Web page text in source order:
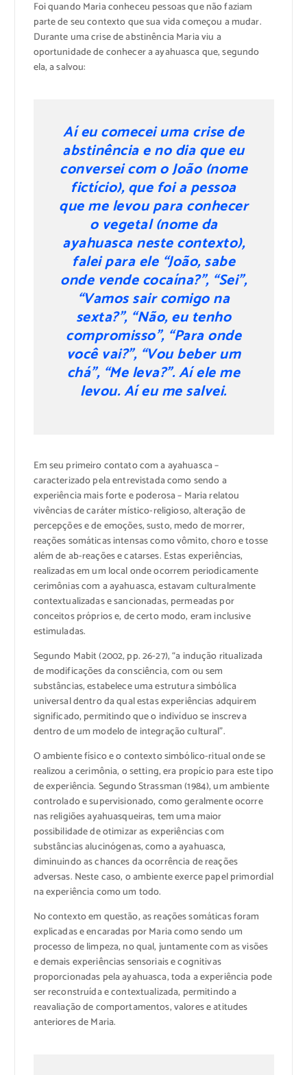
Foi quando Maria conheceu pessoas que não faziam
parte de seu contexto que sua vida começou a mudar.
Durante uma crise de abstinência Maria viu a
oportunidade de conhecer a ayahuasca que, segundo
ela, a salvou:
Aí eu comecei uma crise de
abstinência e no dia que eu
conversei com o João (nome
fictício), que foi a pessoa
que me levou para conhecer
o vegetal (nome da
ayahuasca neste contexto),
falei para ele “João, sabe
onde vende cocaína?”, “Sei”,
“Vamos sair comigo na
sexta?”, “Não, eu tenho
compromisso”, “Para onde
você vai?”, “Vou beber um
chá”, “Me leva?”. Aí ele me
levou. Aí eu me salvei.
Em seu primeiro contato com a ayahuasca –
caracterizado pela entrevistada como sendo a
experiência mais forte e poderosa – Maria relatou
vivências de caráter místico-religioso, alteração de
percepções e de emoções, susto, medo de morrer,
reações somáticas intensas como vômito, choro e tosse
além de ab-reações e catarses. Estas experiências,
realizadas em um local onde ocorrem periodicamente
cerimônias com a ayahuasca, estavam culturalmente
contextualizadas e sancionadas, permeadas por
conceitos próprios e, de certo modo, eram inclusive
estimuladas.
Segundo Mabit (2002, pp. 26-27), “a indução ritualizada
de modificações da consciência, com ou sem
substâncias, estabelece uma estrutura simbólica
universal dentro da qual estas experiências adquirem
significado, permitindo que o indivíduo se inscreva
dentro de um modelo de integração cultural”.
O ambiente físico e o contexto simbólico-ritual onde se
realizou a cerimônia, o setting, era propício para este tipo
de experiência. Segundo Strassman (1984), um ambiente
controlado e supervisionado, como geralmente ocorre
nas religiões ayahuasqueiras, tem uma maior
possibilidade de otimizar as experiências com
substâncias alucinógenas, como a ayahuasca,
diminuindo as chances da ocorrência de reações
adversas. Neste caso, o ambiente exerce papel primordial
na experiência como um todo.
No contexto em questão, as reações somáticas foram
explicadas e encaradas por Maria como sendo um
processo de limpeza, no qual, juntamente com as visões
e demais experiências sensoriais e cognitivas
proporcionadas pela ayahuasca, toda a experiência pode
ser reconstruída e contextualizada, permitindo a
reavaliação de comportamentos, valores e atitudes
anteriores de Maria.